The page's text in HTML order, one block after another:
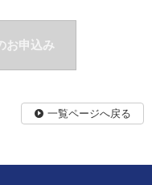
お申込み
一覧ページへ戻る